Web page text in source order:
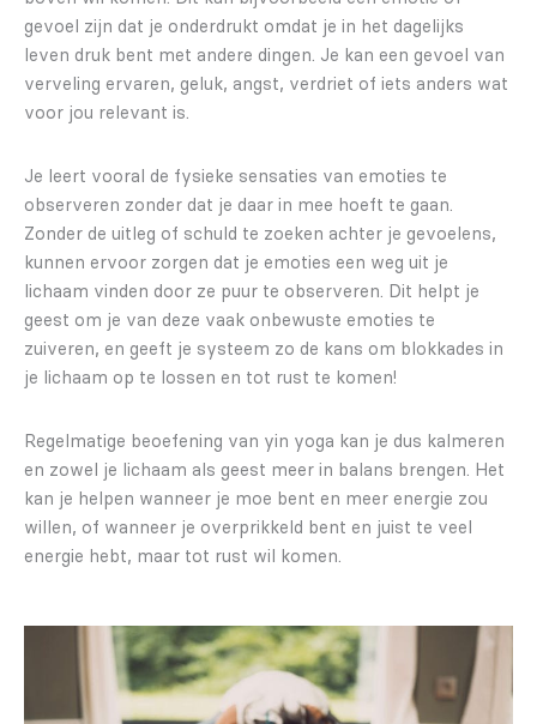
gevoel zijn dat je onderdrukt omdat je in het dagelijks
leven druk bent met andere dingen. Je kan een gevoel van
verveling ervaren, geluk, angst, verdriet of iets anders wat
voor jou relevant is.
Je leert vooral de fysieke sensaties van emoties te
observeren zonder dat je daar in mee hoeft te gaan.
Zonder de uitleg of schuld te zoeken achter je gevoelens,
kunnen ervoor zorgen dat je emoties een weg uit je
lichaam vinden door ze puur te observeren. Dit helpt je
geest om je van deze vaak onbewuste emoties te
zuiveren, en geeft je systeem zo de kans om blokkades in
je lichaam op te lossen en tot rust te komen!
Regelmatige beoefening van yin yoga kan je dus kalmeren
en zowel je lichaam als geest meer in balans brengen. Het
kan je helpen wanneer je moe bent en meer energie zou
willen, of wanneer je overprikkeld bent en juist te veel
energie hebt, maar tot rust wil komen.